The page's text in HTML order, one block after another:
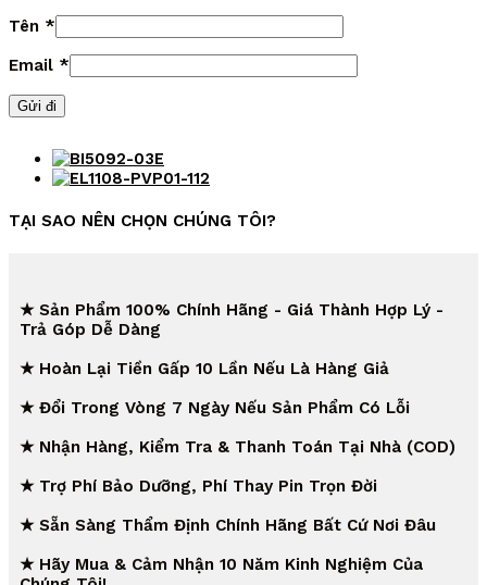
Tên *
Email *
TẠI SAO NÊN CHỌN CHÚNG TÔI?
★ Sản Phẩm 100% Chính Hãng - Giá Thành Hợp Lý -
Trả Góp Dễ Dàng
★ Hoàn Lại Tiền Gấp 10 Lần Nếu Là Hàng Giả
★ Đổi Trong Vòng 7 Ngày Nếu Sản Phẩm Có Lỗi
★ Nhận Hàng, Kiểm Tra & Thanh Toán Tại Nhà (COD)
★ Trợ Phí Bảo Dưỡng, Phí Thay Pin Trọn Đời
★ Sẵn Sàng Thẩm Định Chính Hãng Bất Cứ Nơi Đâu
★ Hãy Mua & Cảm Nhận 10 Năm Kinh Nghiệm Của